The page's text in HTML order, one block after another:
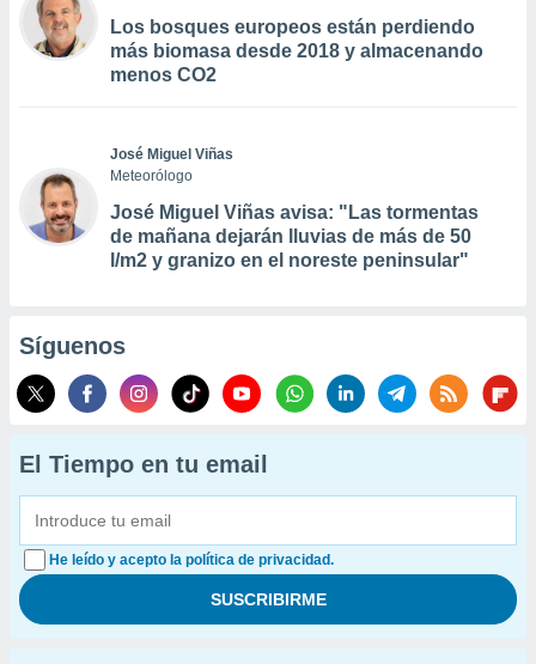
Los bosques europeos están perdiendo
más biomasa desde 2018 y almacenando
menos CO2
José Miguel Viñas
Meteorólogo
José Miguel Viñas avisa: "Las tormentas
de mañana dejarán lluvias de más de 50
l/m2 y granizo en el noreste peninsular"
Síguenos
El Tiempo en tu email
He leído y acepto la política de privacidad.